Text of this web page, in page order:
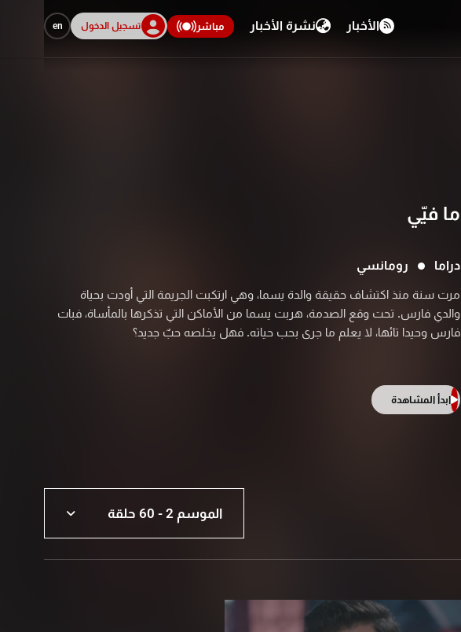
الأخبار نشرة الأخبار مباشر تسجيل الدخول en
ما فيّي
دراما رومانسي
مرت سنة منذ اكتشاف حقيقة والدة يسما، وهي ارتكبت الجريمة التي أودت بحياة
والدي فارس. تحت وقع الصدمة، هربت يسما من الأماكن التي تذكرها بالمأساة، فبات
فارس وحيدا تائها، لا يعلم ما جرى بحب حياته. فهل يخلصه حبٌ جديد؟
ابدأ المشاهدة
الموسم 2 - 60 حلقة
الموسم 2 - 60 حلقة